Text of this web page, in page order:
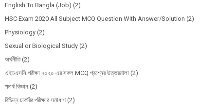
English To Bangla (Job) (2)
HSC Exam 2020 All Subject MCQ Question With Answer/Solution (2)
Physiology (2)
Sexual or Biological Study (2)
অর্থনীতি (2)
এইচএসসি পরীক্ষা ২০২০ এর সকল MCQ প্রশ্নের উত্তরমালা (2)
পদার্থ বিজ্ঞান (2)
বিভিন্ন চাকরির পরীক্ষার সমাধাণ (2)